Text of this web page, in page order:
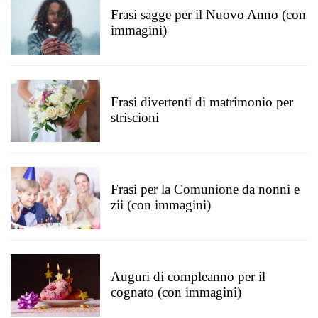
Frasi sagge per il Nuovo Anno (con
immagini)
Frasi divertenti di matrimonio per
striscioni
Frasi per la Comunione da nonni e
zii (con immagini)
Auguri di compleanno per il
cognato (con immagini)